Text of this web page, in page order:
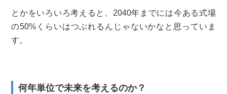
とかをいろいろ考えると、2040年までには今ある式場
の50%くらいはつぶれるんじゃないかなと思っていま
す。
何年単位で未来を考えるのか？